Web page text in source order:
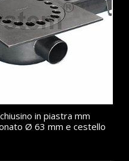
in piastra mm
Ø 63 mm e cestello